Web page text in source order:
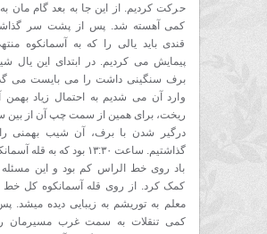
حرکت کردیم. از این جا به بعد گام مان
کمی آهسته شد. پس از پشت سر
قندی باید یالی را که به آسمانکوه
پیمایش می کردیم. در ابتدای این یال
برف سنگینی داشت را می بایست می
وارد آن می شدیم به احتمال زیاد
ریخت، برای همین از سمت چپ آن از بین
درگیر شدن با برف، آن شیب بهمنی
گذاشتیم. ساعت ۱۳:۳۰ بود که به قله آسمانکوه رسیدیم.
باد روی خط الراس کم بود و این مسئله
کمک کرد. از روی قله آسمانکوه کل خط
معلم به توریشم به زیبایی دیده میشد.
کمی تنقلات به سمت غرب مسیرمان